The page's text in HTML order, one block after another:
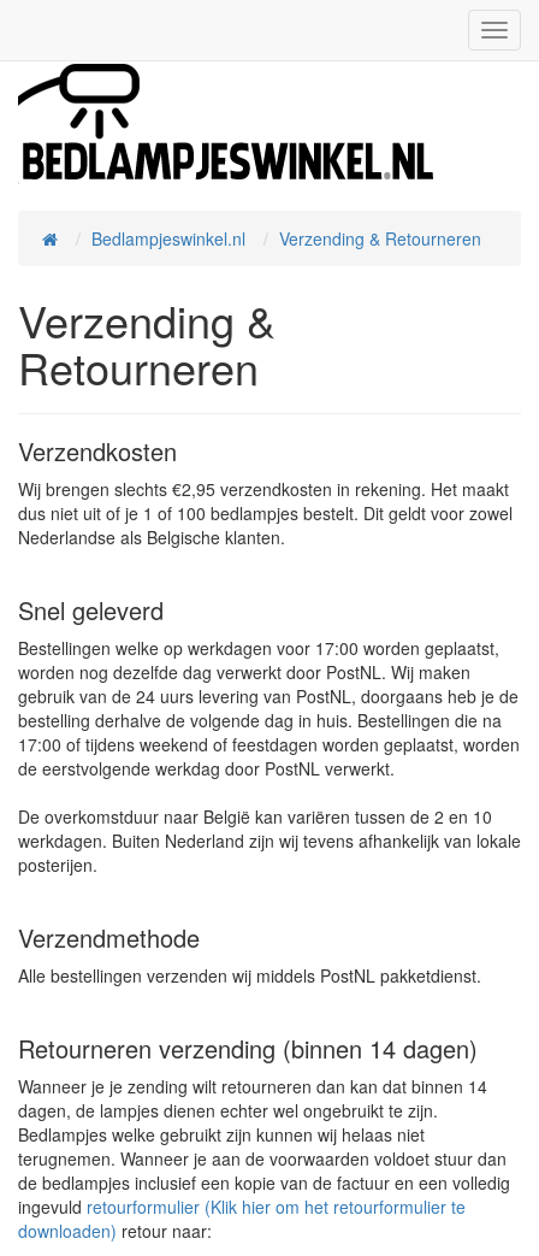
HomeBedlampjeswinkel.nl Verzending & Retourneren
Verzending &
Retourneren
Verzendkosten
Wij brengen slechts €2,95 verzendkosten in rekening. Het maakt
dus niet uit of je 1 of 100 bedlampjes bestelt. Dit geldt voor zowel
Nederlandse als Belgische klanten.
Snel geleverd
Bestellingen welke op werkdagen voor 17:00 worden geplaatst,
worden nog dezelfde dag verwerkt door PostNL. Wij maken
gebruik van de 24 uurs levering van PostNL, doorgaans heb je de
bestelling derhalve de volgende dag in huis. Bestellingen die na
17:00 of tijdens weekend of feestdagen worden geplaatst, worden
de eerstvolgende werkdag door PostNL verwerkt.
De overkomstduur naar België kan variëren tussen de 2 en 10
werkdagen. Buiten Nederland zijn wij tevens afhankelijk van lokale
posterijen.
Verzendmethode
Alle bestellingen verzenden wij middels PostNL pakketdienst.
Retourneren verzending (binnen 14 dagen)
Wanneer je je zending wilt retourneren dan kan dat binnen 14
dagen, de lampjes dienen echter wel ongebruikt te zijn.
Bedlampjes welke gebruikt zijn kunnen wij helaas niet
terugnemen. Wanneer je aan de voorwaarden voldoet stuur dan
de bedlampjes inclusief een kopie van de factuur en een volledig
ingevuld retourformulier (Klik hier om het retourformulier te
downloaden) retour naar: